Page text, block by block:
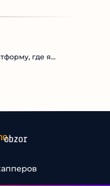
где я...